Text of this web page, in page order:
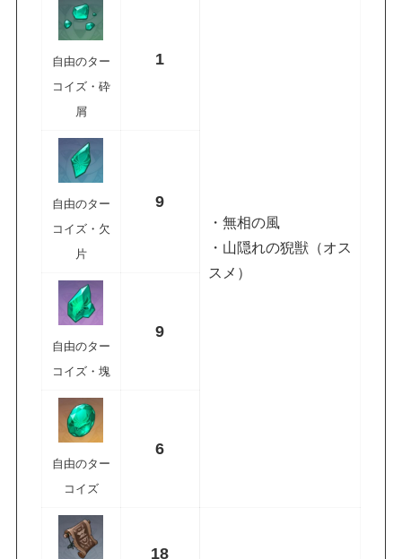
自由のター
コイズ・砕
屑
1
・無相の風
・山隠れの猊獣（オス
スメ）
自由のター
コイズ・欠
片
9
自由のター
コイズ・塊
9
自由のター
コイズ
6
18